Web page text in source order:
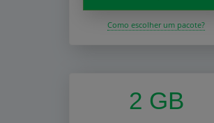
Como escolher um pacote?
2 GB